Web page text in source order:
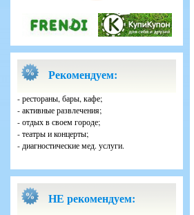
Рекомендуем:
- рестораны, бары, кафе;
- активные развлечения;
- отдых в своем городе;
- театры и концерты;
- диагностические мед. услуги.
НЕ рекомендуем: